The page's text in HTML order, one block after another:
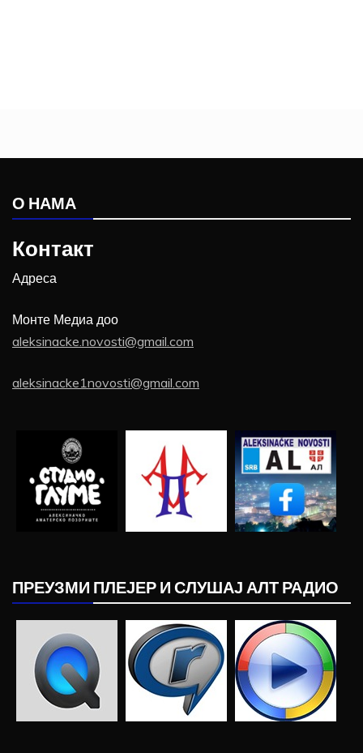
О НАМА
Контакт
Адреса
Монте Медиа доо
aleksinacke.novosti@gmail.com
aleksinacke1novosti@gmail.com
ПРЕУЗМИ ПЛЕЈЕР И СЛУШАЈ АЛТ РАДИО